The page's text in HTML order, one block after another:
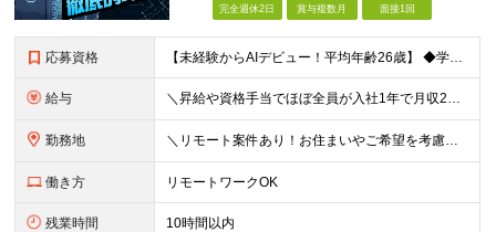
完全週休2日 賞与複数月 面接1回
応募資格 【未経験からAIデビュー！平均年齢26歳】 ◆学歴不問 ◆職種・業種未経験歓迎 ◆第二新卒歓迎 ＼下記に当てはまるあなたをお待ちしています！／ □AIを「つかう側」から「つくる側」になりたい方 □未
給与 ＼昇給や資格手当でほぼ全員が入社1年で月収2万円UP！／ 【経験者】 月給25万円～＋資格手当（1種類につき月1万円以上） 【未経験者】 月給20万円～＋資格手当（1種類につき月1万円以上） ※月
勤務地 ＼リモート案件あり！お住まいやご希望を考慮した案件で働ける◎／ 本社または東京・神奈川・千葉・埼玉の各プロジェクト先にて勤務いただきます 【本社】 東京都港区六本木4-8-5 和幸ビル7F ※（
働き方 リモートワークOK
残業時間 10時間以内